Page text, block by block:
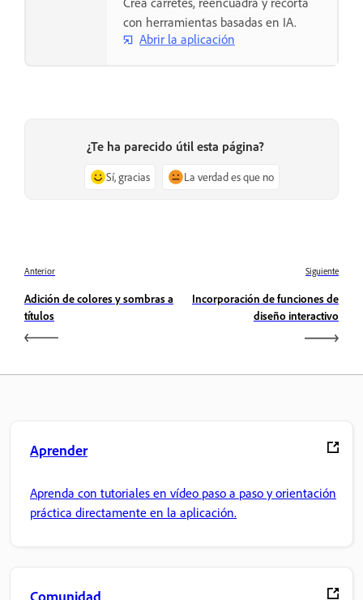
con herramientas basadas en IA.
Abrir la aplicación
¿Te ha parecido útil esta página?
Sí, gracias La verdad es que no
Anterior
Adición de colores y sombras a
títulos
Siguiente
Incorporación de funciones de
diseño interactivo
Aprender
Aprenda con tutoriales en vídeo paso a paso y orientación
práctica directamente en la aplicación.
Comunidad